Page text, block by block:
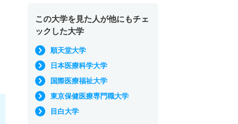
この大学を見た人が他にもチェ
ックした大学
順天堂大学
日本医療科学大学
国際医療福祉大学
東京保健医療専門職大学
目白大学